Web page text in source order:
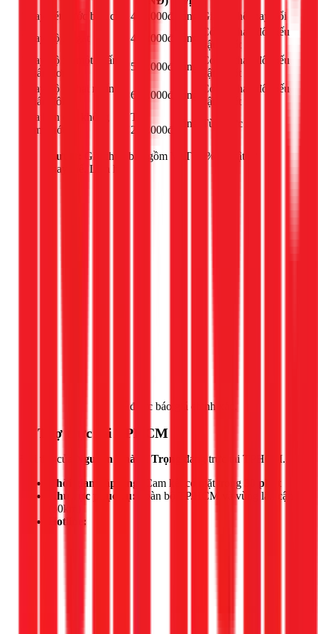
Thay két nước bồn cầu
400.000đ công
Giá có thể thay đổi
Thay bộ xả gạt
450.000đ công
Có thể thay đổi nếu
vật tư tốt
Thay bộ xả một nhấn
(nhấn đơn)
550.000đ công
Có thể thay đổi nếu
vật tư tốt
Thay bộ xả hai nhấn
(nhấn đôi)
650.000đ công
Có thể thay đổi nếu
vật tư tốt
Sửa bồn cầu không
bơm nước
Từ
250.000đ
công Tùy mức độ
Lưu ý:
Giá chưa bao gồm VAT 10% và vật tư
thay thế. Liên hệ
để được báo giá chính xác.
📍 Thợ trực tại TPHCM
Đội thợ của Nguyễn Thành Trọng
đang trực tại TPHCM.
Thời gian đáp ứng:
Cam kết có mặt trong
30 phút
Khu vực phục vụ:
Toàn bộ TP.HCM và vùng lân cận
(50km)
Hotline: